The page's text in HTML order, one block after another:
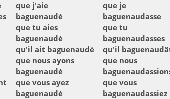
que j'aie
baguenaudé
que tu aies
baguenaudé
qu'il ait baguenaudé
que nous ayons
baguenaudé
que vous ayez
baguenaudé
que je
baguenaudasse
que tu
baguenaudasses
qu'il
que nous
que vous
baguenaudassiez